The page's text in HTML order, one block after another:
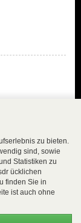
zu bieten.
sind, sowie
Statistiken zu
ücklichen
finden Sie in
ist auch ohne